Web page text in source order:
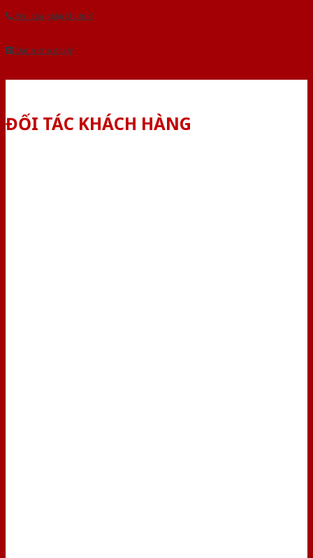
Yêu cầu gọi lại (3 phút)
Dành cho đại lý
ĐỐI TÁC KHÁCH HÀNG